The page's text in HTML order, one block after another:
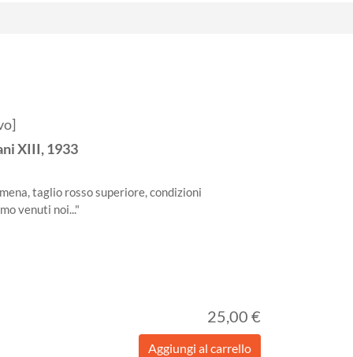
XIII,1933
taglio rosso superiore, condizioni
venuti noi..."
25,00 €